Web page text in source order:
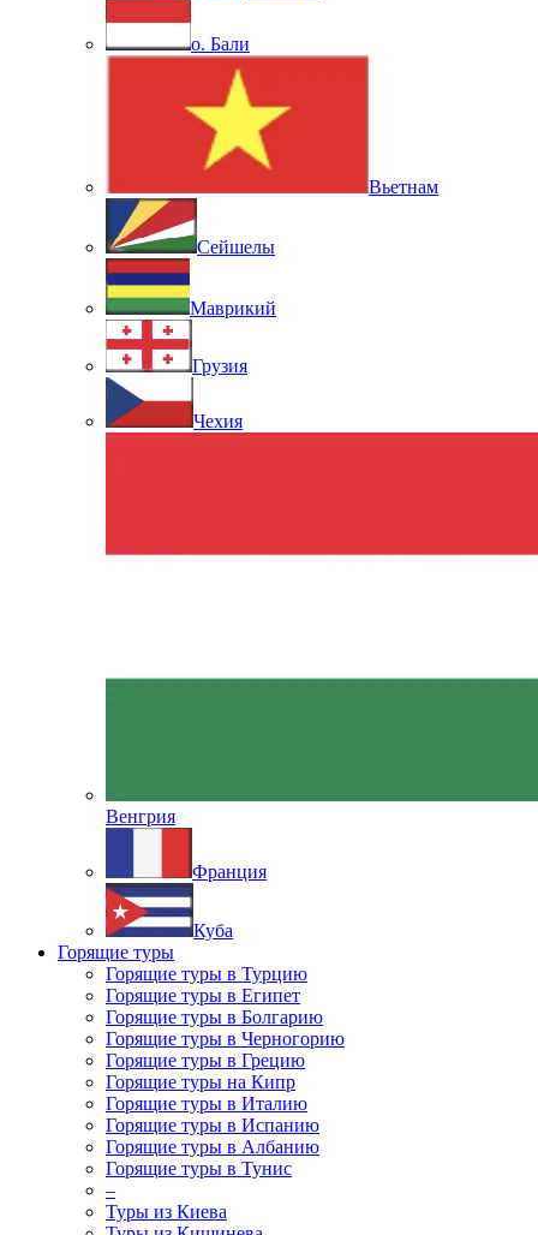
о. Бали
Вьетнам
Сейшелы
Маврикий
Грузия
Чехия
Венгрия
Франция
Куба
Горящие туры
Горящие туры в Турцию
Горящие туры в Египет
Горящие туры в Болгарию
Горящие туры в Черногорию
Горящие туры в Грецию
Горящие туры на Кипр
Горящие туры в Италию
Горящие туры в Испанию
Горящие туры в Албанию
Горящие туры в Тунис
–
Туры из Киева